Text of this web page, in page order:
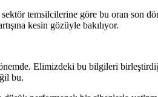
temsilcilerine göre bu oran son
kesin gözüyle bakılıyor.
Elimizdeki bu bilgileri
bu.